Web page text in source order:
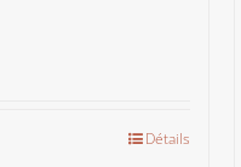
Détails